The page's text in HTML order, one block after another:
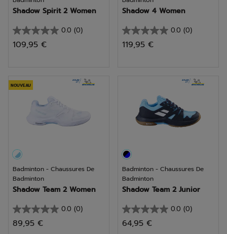
Shadow Spirit 2 Women
0.0 (0)
0.0
sur
109,95 €
Shadow 4 Women
0.0 (0)
0.0
sur
119,95 €
NOUVEAU
Badminton - Chaussures De
Badminton
Shadow Team 2 Women
0.0 (0)
0.0
sur
89,95 €
Badminton - Chaussures De
Badminton
Shadow Team 2 Junior
0.0 (0)
0.0
sur
64,95 €